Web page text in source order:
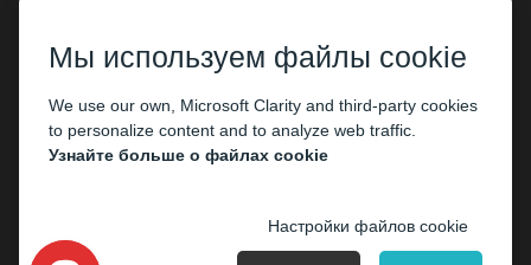
ПАРТНЕРАМ
Организаторам
Корпоративным клиентам
Мы используем файлы cookie
We use our own, Microsoft Clarity and third-party cookies
to personalize content and to analyze web traffic.
Узнайте больше о файлах cookie
Настройки файлов cookie